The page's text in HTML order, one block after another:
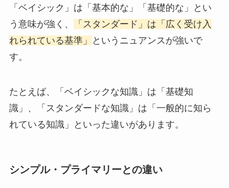
「ベイシック」は「基本的な」「基礎的な」とい
う意味が強く、
「スタンダード」は「広く受け入
れられている基準」
というニュアンスが強いで
す。
たとえば、「ベイシックな知識」は「基礎知
識」、「スタンダードな知識」は「一般的に知ら
れている知識」といった違いがあります。
シンプル・プライマリーとの違い